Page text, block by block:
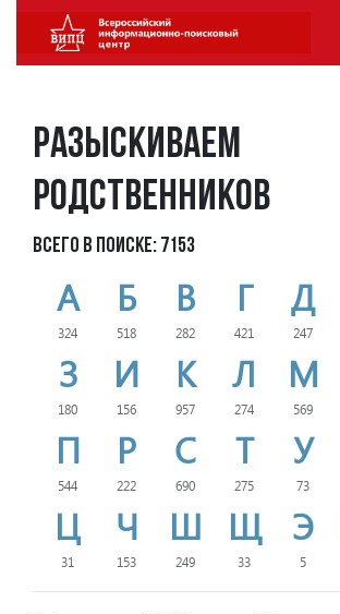
Разыскиваем
родственников
Всего в поиске: 7153
А
324
Б
518
В
282
Г
421
Д
247
З
180
И
156
К
957
Л
274
М
569
П
544
Р
222
С
690
Т
275
У
73
Ц
31
Ч
153
Ш
249
Щ
33
Э
5